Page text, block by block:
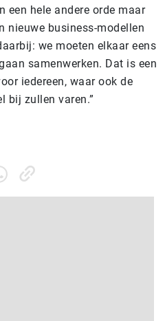
een hele andere orde maar
nieuwe business-modellen
we moeten elkaar eens
samenwerken. Dat is een
iedereen, waar ook de
bij zullen varen.”